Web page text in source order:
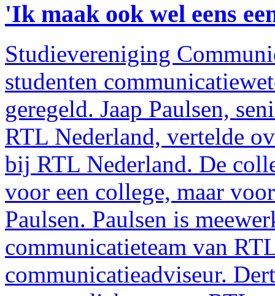
'Ik maak ook wel eens
Studievereniging
studenten
geregeld. Jaap Paulsen,
RTL Nederland, vertelde
bij RTL Nederland. De
voor een college, maar
Paulsen. Paulsen is
communicatieteam van
communicatieadviseur.